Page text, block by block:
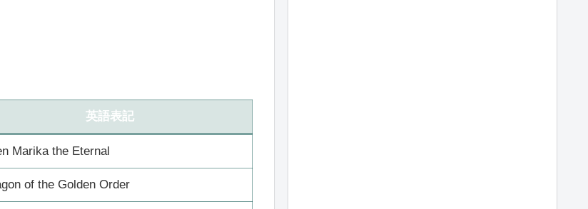
英語表記
Marika the Eternal
of the Golden Order